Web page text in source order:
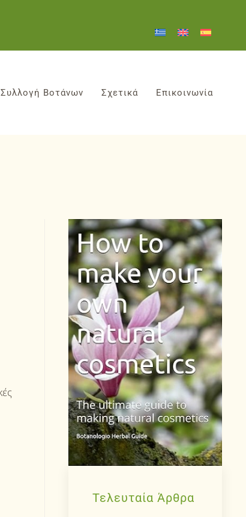
Συλλογή Βοτάνων Σχετικά Επικοινωνία
Τελευταία Άρθρα